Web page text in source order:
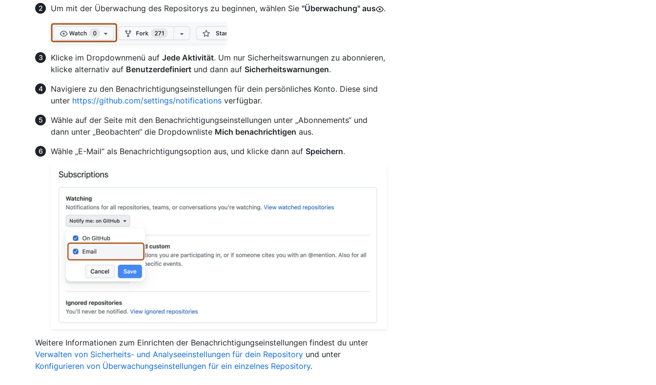
Um mit der Überwachung des Repositorys zu beginnen, wählen Sie "Überwachung" aus .
Klicke im Dropdownmenü auf Jede Aktivität. Um nur Sicherheitswarnungen zu abonnieren,
klicke alternativ auf Benutzerdefiniert und dann auf Sicherheitswarnungen.
Navigiere zu den Benachrichtigungseinstellungen für dein persönliches Konto. Diese sind
unter https://github.com/settings/notifications verfügbar.
Wähle auf der Seite mit den Benachrichtigungseinstellungen unter „Abonnements“ und
dann unter „Beobachten“ die Dropdownliste Mich benachrichtigen aus.
Wähle „E-Mail“ als Benachrichtigungsoption aus, und klicke dann auf Speichern.
Weitere Informationen zum Einrichten der Benachrichtigungseinstellungen findest du unter
Verwalten von Sicherheits- und Analyseeinstellungen für dein Repository und unter
Konfigurieren von Überwachungseinstellungen für ein einzelnes Repository.